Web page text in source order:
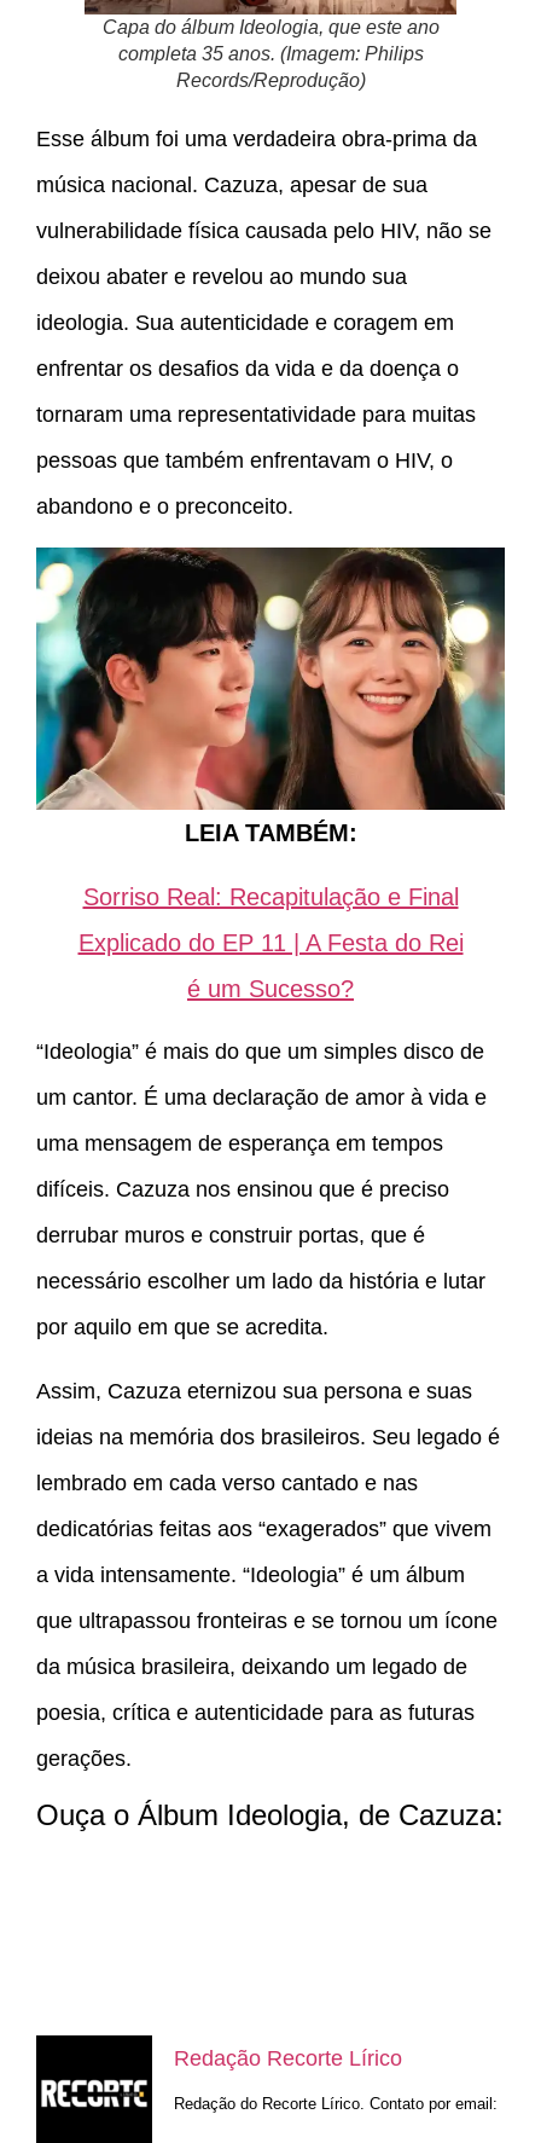
Capa do álbum Ideologia, que este ano
completa 35 anos. (Imagem: Philips
Records/Reprodução)
Esse álbum foi uma verdadeira obra-prima da
música nacional. Cazuza, apesar de sua
vulnerabilidade física causada pelo HIV, não se
deixou abater e revelou ao mundo sua
ideologia. Sua autenticidade e coragem em
enfrentar os desafios da vida e da doença o
tornaram uma representatividade para muitas
pessoas que também enfrentavam o HIV, o
abandono e o preconceito.
LEIA TAMBÉM:
Sorriso Real: Recapitulação e Final
Explicado do EP 11 | A Festa do Rei
é um Sucesso?
“Ideologia” é mais do que um simples disco de
um cantor. É uma declaração de amor à vida e
uma mensagem de esperança em tempos
difíceis. Cazuza nos ensinou que é preciso
derrubar muros e construir portas, que é
necessário escolher um lado da história e lutar
por aquilo em que se acredita.
Assim, Cazuza eternizou sua persona e suas
ideias na memória dos brasileiros. Seu legado é
lembrado em cada verso cantado e nas
dedicatórias feitas aos “exagerados” que vivem
a vida intensamente. “Ideologia” é um álbum
que ultrapassou fronteiras e se tornou um ícone
da música brasileira, deixando um legado de
poesia, crítica e autenticidade para as futuras
gerações.
Ouça o Álbum Ideologia, de Cazuza:
Redação Recorte Lírico
Redação do Recorte Lírico. Contato por email: